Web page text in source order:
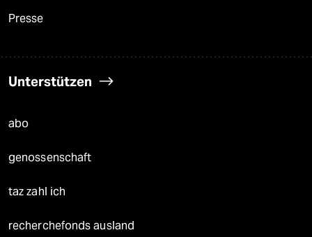
Presse
Unterstützen
abo
genossenschaft
taz zahl ich
recherchefonds ausland